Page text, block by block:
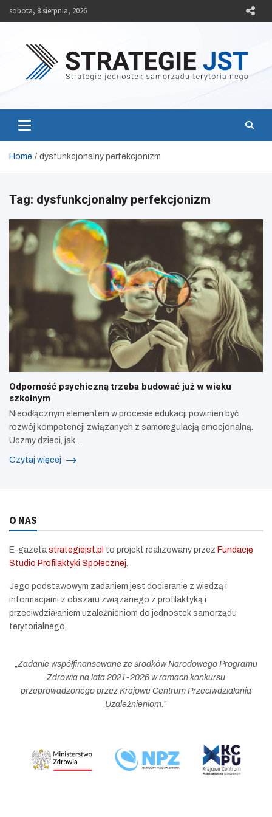
sobota, 8 sierpnia, 2026
Strategie JST
Home dysfunkcjonalny perfekcjonizm
Tag: dysfunkcjonalny perfekcjonizm
Odporność psychiczną trzeba budować już w wieku
szkolnym
Nieodłącznym elementem w procesie edukacji powinien być
rozwój kompetencji związanych z samoregulacją emocjonalną.
Uczmy dzieci, jak…
Czytaj więcej
O NAS
E-gazeta strategiejst.pl to projekt realizowany przez Fundację
Studio Profilaktyki Społecznej
Jego podstawowym zadaniem jest docieranie z wiedzą i
informacjami z obszaru związanego z profilaktyką i
przeciwdziałaniem uzależnieniom do jednostek samorządu
terytorialnego.
Zadanie współfinansowane ze środków Narodowego Programu
Zdrowia na lata 2021-2026 w ramach konkursu
przeprowadzonego przez Krajowe Centrum Przeciwdziałania
Uzależnieniom. ”